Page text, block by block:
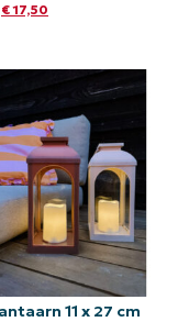
€17,50
11 x 27 cm